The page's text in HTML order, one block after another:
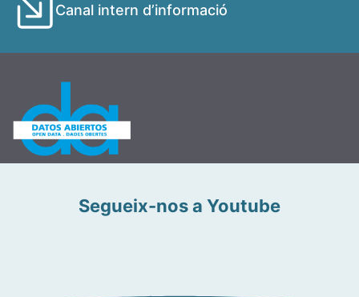
Canal intern d’informació
Segueix-nos a Youtube